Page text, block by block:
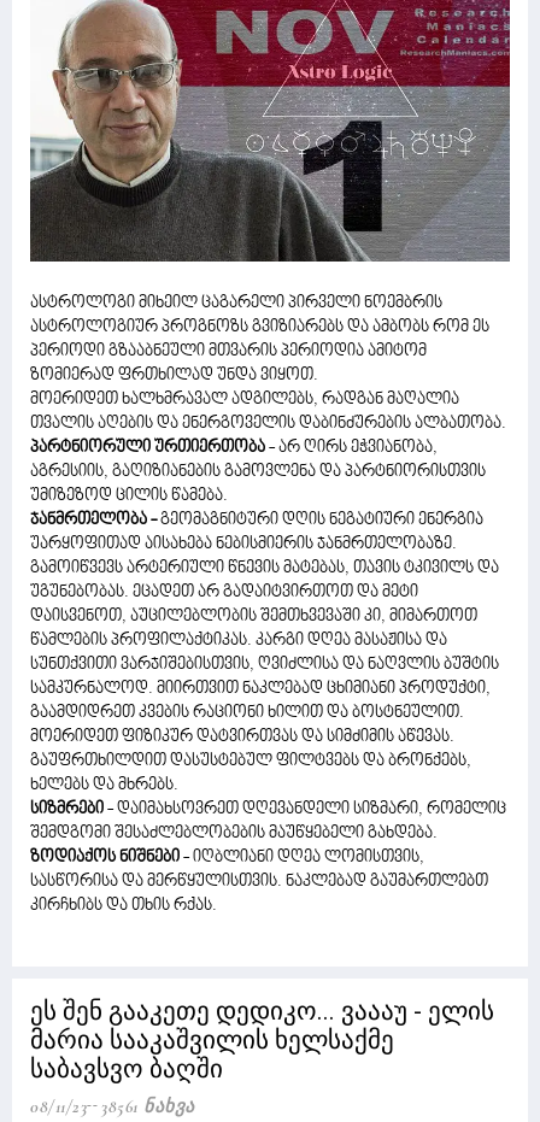
ასტროლოგი მიხეილ ცაგარელი პირველი ნოემბრის
ასტროლოგიურ პროგნოზს გვიზიარებს და ამბობს რომ ეს
პერიოდი გზააბნეული მთვარის პერიოდია ამიტომ
ზომიერად ფრთხილად უნდა ვიყოთ.
მოერიდეთ ხალხმრავალ ადგილებს, რადგან მაღალია
თვალის აღების და ენერგოველის დაბინძურების ალბათობა.
პარტნიორული ურთიერთობა - არ ღირს ეჭვიანობა,
აგრესიის, გაღიზიანების გამოვლენა და პარტნიორისთვის
უმიზეზოდ ცილის წამება.
ჯანმრთელობა -გეომაგნიტური დღის ნეგატიური ენერგია
უარყოფითად აისახება ნებისმიერის ჯანმრთელობაზე.
გამოიწვევს არტერიული წნევის მატებას, თავის ტკივილს და
უგუნებობას. ეცადეთ არ გადაიტვირთოთ და მეტი
დაისვენოთ, აუცილებლობის შემთხვევაში კი, მიმართოთ
წამლების პროფილაქტიკას. კარგი დღეა მასაჟისა და
სუნთქვითი ვარჯიშებისთვის, ღვიძლისა და ნაღვლის ბუშტის
სამკურნალოდ. მიირთვით ნაკლებად ცხიმიანი პროდუქტი,
გაამდიდრეთ კვების რაციონი ხილით და ბოსტნეულით.
მოერიდეთ ფიზიკურ დატვირთვას და სიმძიმის აწევას.
გაუფრთხილდით დასუსტებულ ფილტვებს და ბრონქებს,
ხელებს და მხრებს.
სიზმრები - დაიმახსოვრეთ დღევანდელი სიზმარი, რომელიც
შემდგომი შესაძლებლობების მაუწყებელი გახდება.
ზოდიაქოს ნიშნები - იღბლიანი დღეა ლომისთვის,
სასწორისა და მერწყულისთვის. ნაკლებად გაუმართლებთ
კირჩხიბს და თხის რქას.
ეს შენ გააკეთე დედიკო... ვაააუ - ელის
მარია სააკაშვილის ხელსაქმე
საბავსვო ბაღში
08/11/23 38561 Ნახვა